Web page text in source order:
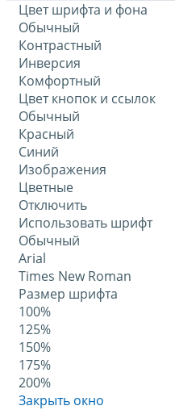
Цвет шрифта и фона
Обычный
Контрастный
Инверсия
Комфортный
Цвет кнопок и ссылок
Обычный
Красный
Синий
Изображения
Цветные
Отключить
Использовать шрифт
Обычный
Arial
Times New Roman
Размер шрифта
100%
125%
150%
175%
200%
Закрыть окно